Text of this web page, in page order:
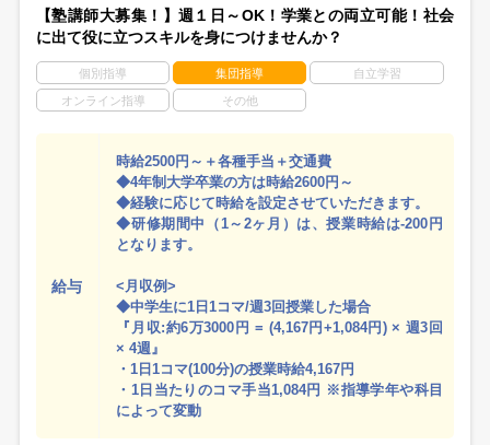
【塾講師大募集！】週１日～OK！学業との両立可能！社会
に出て役に立つスキルを身につけませんか？
個別指導 集団指導 自立学習
オンライン指導 その他
給与
時給2500円～＋各種手当＋交通費
◆4年制大学卒業の方は時給2600円～
◆経験に応じて時給を設定させていただきます。
◆研修期間中（1～2ヶ月）は、授業時給は-200円
となります。
<月収例>
◆中学生に1日1コマ/週3回授業した場合
『月収:約6万3000円 = (4,167円+1,084円) × 週3回
× 4週』
・1日1コマ(100分)の授業時給4,167円
・1日当たりのコマ手当1,084円 ※指導学年や科目
によって変動